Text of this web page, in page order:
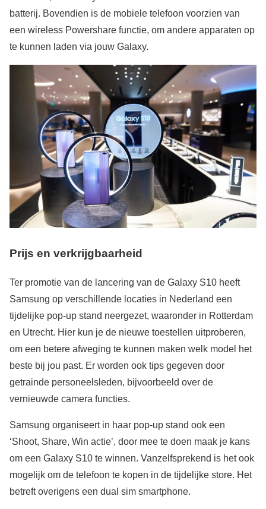
batterij. Bovendien is de mobiele telefoon voorzien van
een wireless Powershare functie, om andere apparaten op
te kunnen laden via jouw Galaxy.
Prijs en verkrijgbaarheid
Ter promotie van de lancering van de Galaxy S10 heeft
Samsung op verschillende locaties in Nederland een
tijdelijke pop-up stand neergezet, waaronder in Rotterdam
en Utrecht. Hier kun je de nieuwe toestellen uitproberen,
om een betere afweging te kunnen maken welk model het
beste bij jou past. Er worden ook tips gegeven door
getrainde personeelsleden, bijvoorbeeld over de
vernieuwde camera functies.
Samsung organiseert in haar pop-up stand ook een
‘Shoot, Share, Win actie’, door mee te doen maak je kans
om een Galaxy S10 te winnen. Vanzelfsprekend is het ook
mogelijk om de telefoon te kopen in de tijdelijke store. Het
betreft overigens een dual sim smartphone.